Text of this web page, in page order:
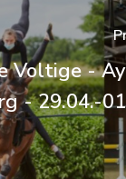
Voltige -
- 29.04.-